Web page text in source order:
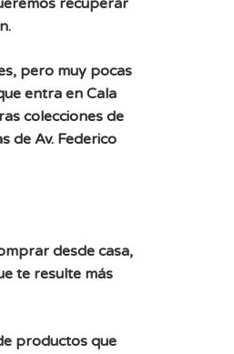
recuperar
pero muy pocas
entra en Cala
colecciones de
de Av. Federico
desde casa,
te resulte más
productos que